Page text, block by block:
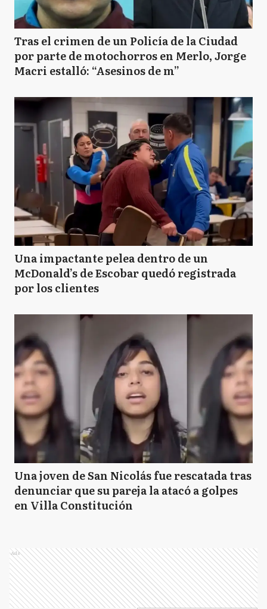
Tras el crimen de un Policía de la Ciudad
por parte de motochorros en Merlo, Jorge
Macri estalló: “Asesinos de m”
Una impactante pelea dentro de un
McDonald’s de Escobar quedó registrada
por los clientes
Una joven de San Nicolás fue rescatada tras
denunciar que su pareja la atacó a golpes
en Villa Constitución
Ads